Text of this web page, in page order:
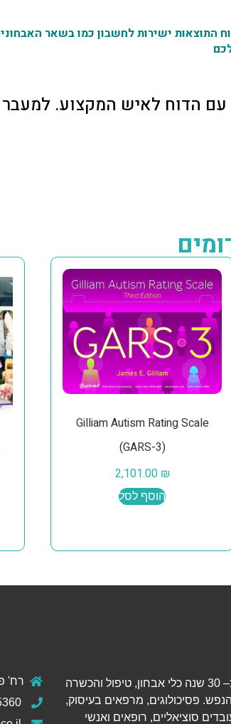
Gilliam Autism Rating Scale
(GARS-3)
2,101.00 ₪
הוסף לסל
רח' פייר
חברת סייקטק מפתחת ומספקת מזה כ– 30 שנה כלי אבחון, טיפול והכשרה
פסיכולוגים, מרפאים בעיסוק,
סוציאליים, רופאים ואנשי